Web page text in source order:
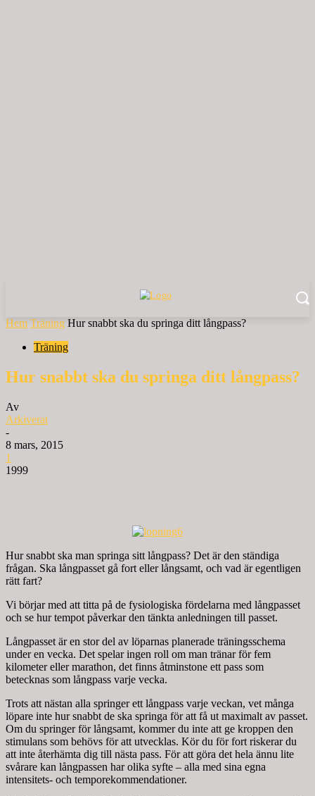
Hem Träning Hur snabbt ska du springa ditt långpass?
Träning
Hur snabbt ska du springa ditt långpass?
Av
Arkiverat
-
8 mars, 2015
1
1999
Hur snabbt ska man springa sitt långpass? Det är den ständiga
frågan. Ska långpasset gå fort eller långsamt, och vad är egentligen
rätt fart?
Vi börjar med att titta på de fysiologiska fördelarna med långpasset
och se hur tempot påverkar den tänkta anledningen till passet.
Långpasset är en stor del av löparnas planerade träningsschema
under en vecka. Det spelar ingen roll om man tränar för fem
kilometer eller marathon, det finns åtminstone ett pass som
betecknas som långpass varje vecka.
Trots att nästan alla springer ett långpass varje veckan, vet många
löpare inte hur snabbt de ska springa för att få ut maximalt av passet.
Om du springer för långsamt, kommer du inte att ge kroppen den
stimulans som behövs för att utvecklas. Kör du för fort riskerar du
att inte återhämta dig till nästa pass. För att göra det hela ännu lite
svårare kan långpassen har olika syfte – alla med sina egna
intensitets- och temporekommendationer.